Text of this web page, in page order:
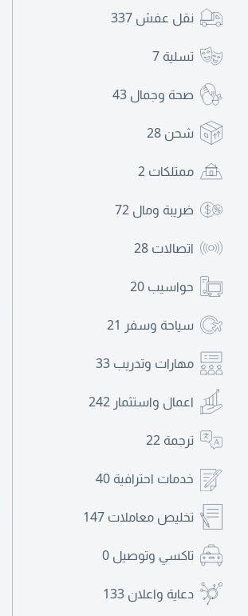
نقل عفش 337
تسلية 7
صحة وجمال 43
شحن 28
ممتلكات 2
ضريبة ومال 72
اتصالات 28
حواسيب 20
سياحة وسفر 21
مهارات وتدريب 33
اعمال واستثمار 242
ترجمة 22
خدمات احترافية 40
تخليص معاملات 147
تاكسي وتوصيل 0
دعاية واعلان 133